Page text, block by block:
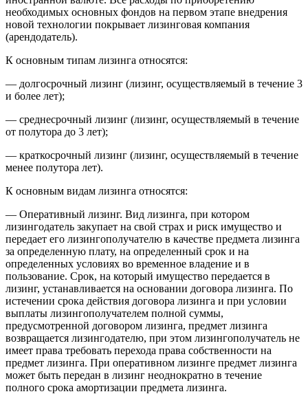
необходимых основных фондов на первом этапе внедрения
новой технологии покрывает лизинговая компания
(арендодатель).
К основным типам лизинга относятся:
— долгосрочный лизинг (лизинг, осуществляемый в течение 3
и более лет);
— среднесрочный лизинг (лизинг, осуществляемый в течение
от полутора до 3 лет);
— краткосрочный лизинг (лизинг, осуществляемый в течение
менее полутора лет).
К основным видам лизинга относятся:
— Оперативный лизинг. Вид лизинга, при котором
лизингодатель закупает на свой страх и риск имущество и
передает его лизингополучателю в качестве предмета лизинга
за определенную плату, на определенный срок и на
определенных условиях во временное владение и в
пользование. Срок, на который имущество передается в
лизинг, устанавливается на основании договора лизинга. По
истечении срока действия договора лизинга и при условии
выплаты лизингополучателем полной суммы,
предусмотренной договором лизинга, предмет лизинга
возвращается лизингодателю, при этом лизингополучатель не
имеет права требовать перехода права собственности на
предмет лизинга. При оперативном лизинге предмет лизинга
может быть передан в лизинг неоднократно в течение
полного срока амортизации предмета лизинга.